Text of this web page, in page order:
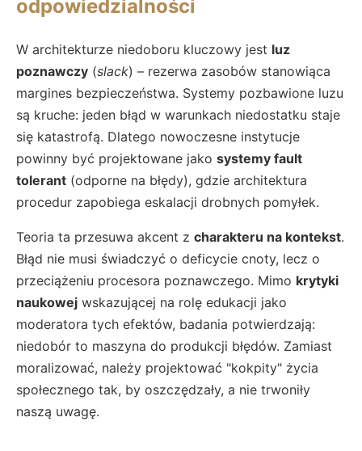
odpowiedzialności
W architekturze niedoboru kluczowy jest luz
poznawczy (slack) – rezerwa zasobów stanowiąca
margines bezpieczeństwa. Systemy pozbawione luzu
są kruche: jeden błąd w warunkach niedostatku staje
się katastrofą. Dlatego nowoczesne instytucje
powinny być projektowane jako systemy fault
tolerant (odporne na błędy), gdzie architektura
procedur zapobiega eskalacji drobnych pomyłek.
Teoria ta przesuwa akcent z charakteru na kontekst.
Błąd nie musi świadczyć o deficycie cnoty, lecz o
przeciążeniu procesora poznawczego. Mimo krytyki
naukowej wskazującej na rolę edukacji jako
moderatora tych efektów, badania potwierdzają:
niedobór to maszyna do produkcji błędów. Zamiast
moralizować, należy projektować "kokpity" życia
społecznego tak, by oszczędzały, a nie trwoniły
naszą uwagę.